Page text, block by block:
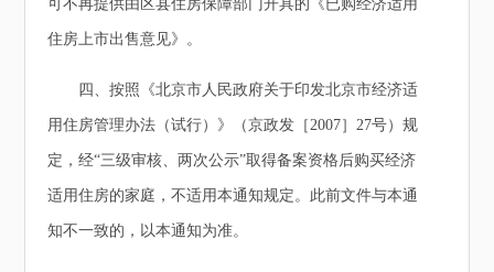
可不再提供由区县住房保障部门开具的《已购经济适用
住房上市出售意见》。
四、按照《北京市人民政府关于印发北京市经济适
用住房管理办法（试行）》（京政发［2007］27号）规
定，经“三级审核、两次公示”取得备案资格后购买经济
适用住房的家庭，不适用本通知规定。此前文件与本通
知不一致的，以本通知为准。